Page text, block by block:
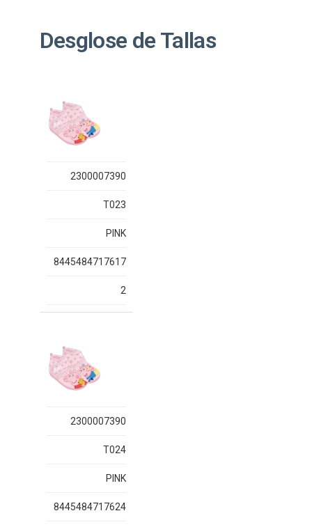
Desglose de Tallas
2300007390
T023
PINK
8445484717617
2
2300007390
T024
PINK
8445484717624